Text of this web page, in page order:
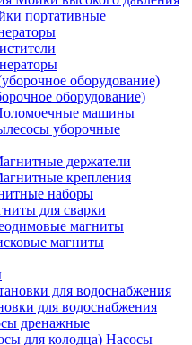
портативные
оборудование)
машины
уборочные
держатели
крепления
наборы
для сварки
магниты
магниты
для водоснабжения
дренажные
Насосы